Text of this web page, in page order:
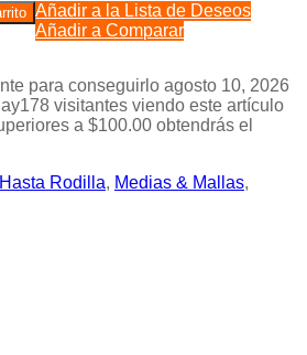
Añadir a la Lista de Deseos
Añadir a Comparar
para conseguirlo agosto 10, 2026
178 visitantes viendo este artículo
a $100.00 obtendrás el
Hasta Rodilla, Medias & Mallas,